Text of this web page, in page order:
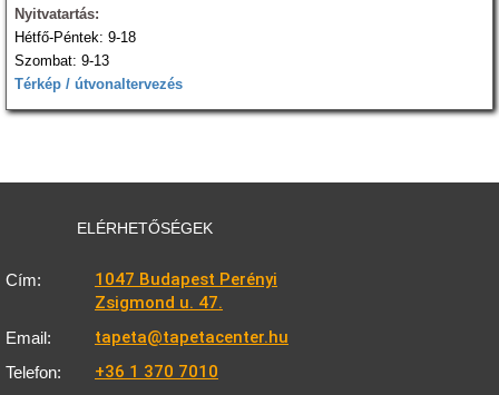
Nyitvatartás:
Hétfő-Péntek: 9-18
Szombat: 9-13
Térkép / útvonaltervezés
ELÉRHETŐSÉGEK
Cím:
1047 Budapest Perényi
Zsigmond u. 47.
Email: tapeta@tapetacenter.hu
Telefon: +36 1 370 7010